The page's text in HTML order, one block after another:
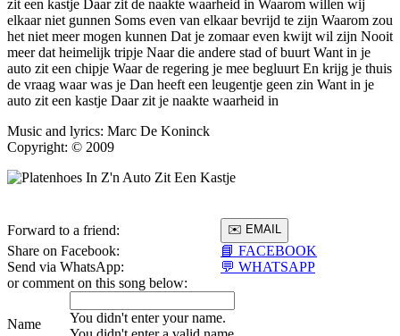
zit een kastje Daar zit de naakte waarheid in Waarom willen wij
elkaar niet gunnen Soms even van elkaar bevrijd te zijn Waarom zou
het niet meer mogen kunnen Dat je zomaar even kwijt wil zijn Nooit
meer dat heimelijk tripje Naar die andere stad of buurt Want in je
auto zit een chipje Waar de regering je mee begluurt En krijg je thuis
de vraag waar was je Dan heeft een leugentje geen zin Want in je
auto zit een kastje Daar zit je naakte waarheid in
Music and lyrics: Marc De Koninck
Copyright: © 2009
Forward to a friend:
Share on Facebook:
📘 FACEBOOK
Send via WhatsApp:
💬 WHATSAPP
or comment on this song below:
Name
You didn't enter your name.